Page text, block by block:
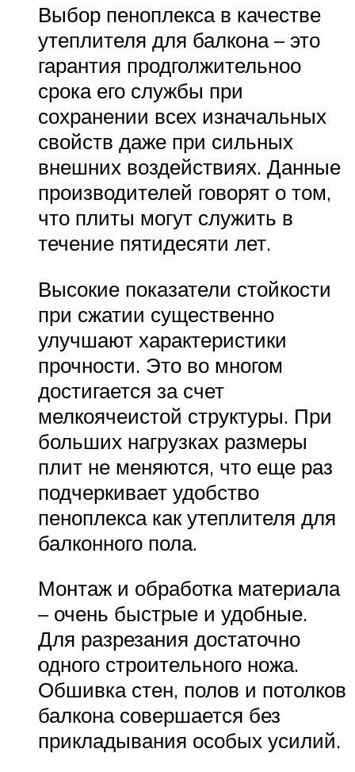
Выбор пеноплекса в качестве
утеплителя для балкона – это
гарантия продголжительноо
срока его службы при
сохранении всех изначальных
свойств даже при сильных
внешних воздействиях. Данные
производителей говорят о том,
что плиты могут служить в
течение пятидесяти лет.
Высокие показатели стойкости
при сжатии существенно
улучшают характеристики
прочности. Это во многом
достигается за счет
мелкоячеистой структуры. При
больших нагрузках размеры
плит не меняются, что еще раз
подчеркивает удобство
пеноплекса как утеплителя для
балконного пола.
Монтаж и обработка материала
– очень быстрые и удобные.
Для разрезания достаточно
одного строительного ножа.
Обшивка стен, полов и потолков
балкона совершается без
прикладывания особых усилий.